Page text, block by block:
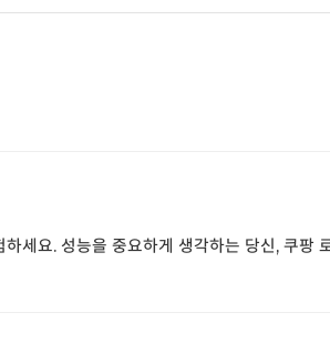
요. 성능을 중요하게 생각하는 당신, 쿠팡